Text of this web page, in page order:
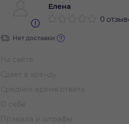
Елена
0
Нет доставки
На сайте
Сдает в аренду
Среднее время ответа
О себе
Правила и штрафы